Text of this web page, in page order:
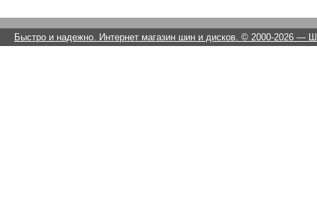
Быстро и надежно. Интернет магазин шин и дисков. © 2000-2026 —